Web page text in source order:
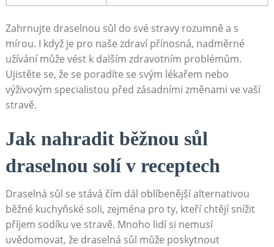
Zahrnujte draselnou sůl do své stravy rozumně a s
mírou. I když je pro naše zdraví přínosná, nadměrné
užívání může vést k dalším zdravotním problémům.
Ujistěte se, že se poradíte se svým lékařem nebo
výživovým specialistou před zásadními změnami ve vaší
stravě.
Jak nahradit běžnou sůl
draselnou solí v receptech
Draselná sůl se stává čím dál oblíbenější alternativou
běžné kuchyňské soli, zejména pro ty, kteří chtějí snížit
příjem sodíku ve stravě. Mnoho lidí si nemusí
uvědomovat, že draselná sůl může poskytnout